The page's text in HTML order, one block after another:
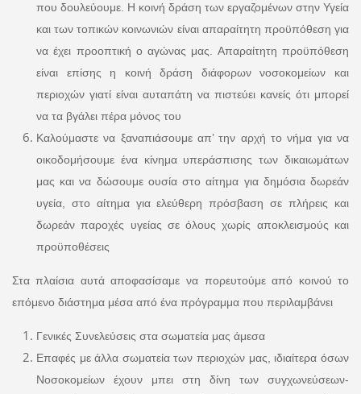
που δουλεύουμε. Η κοινή δράση των εργαζομένων στην Υγεία
και των τοπικών κοινωνιών είναι απαραίτητη προϋπόθεση για
να έχει προοπτική ο αγώνας μας. Απαραίτητη προϋπόθεση
είναι επίσης η κοινή δράση διάφορων νοσοκομείων και
περιοχών γιατί είναι αυταπάτη να πιστεύει κανείς ότι μπορεί
να τα βγάλει πέρα μόνος του
Καλούμαστε να ξαναπιάσουμε απ’ την αρχή το νήμα για να
οικοδομήσουμε ένα κίνημα υπεράσπισης των δικαιωμάτων
μας και να δώσουμε ουσία στο αίτημα για δημόσια δωρεάν
υγεία, στο αίτημα για ελεύθερη πρόσβαση σε πλήρεις και
δωρεάν παροχές υγείας σε όλους χωρίς αποκλεισμούς και
προϋποθέσεις
Στα πλαίσια αυτά αποφασίσαμε να πορευτούμε από κοινού το
επόμενο διάστημα μέσα από ένα πρόγραμμα που περιλαμβάνει
Γενικές Συνελεύσεις στα σωματεία μας άμεσα
Επαφές με άλλα σωματεία των περιοχών μας, ιδιαίτερα όσων
Νοσοκομείων έχουν μπει στη δίνη των συγχωνεύσεων-